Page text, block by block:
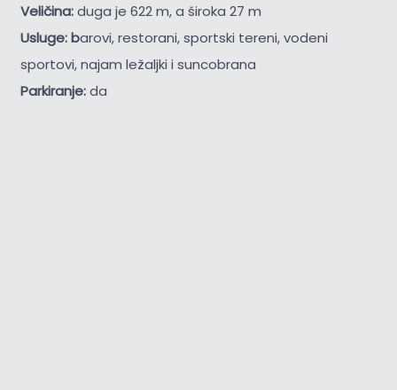
Veličina:duga je 622 m, a široka 27 m
Usluge: barovi, restorani, sportski tereni, vodeni
sportovi, najam ležaljki i suncobrana
Parkiranje:da